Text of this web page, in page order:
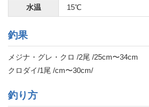
水温 15℃
釣果
メジナ・グレ・クロ /2尾 /25cm〜34cm
クロダイ/1尾 /cm〜30cm/
釣り方